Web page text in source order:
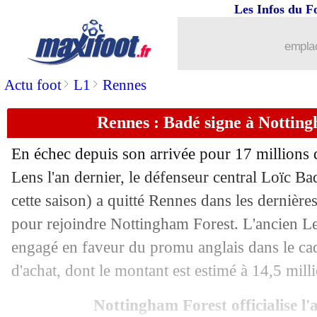
Actu foot> L1 > Rennes
Les Infos du
Rennes : Badé signe à
En échec depuis son arrivée pour 17 millions
Lens l'an dernier, le défenseur central Loïc
cette saison) a quitté Rennes dans les
pour rejoindre Nottingham Forest. L'ancien
engagé en faveur du promu anglais dans le
d'achat, dont le montant est estimé à 14,5
Nottingham Forest officialise
Chelsea : Batshuayi va signer à
02/09 Nice: Rivère confirme pour Dieng
02/09 Nottingham: un mercato record en
02/09 OM: Tudor, Djibril Cissé monte au
Nice : Dieng, le nouvel examen se
02/09 Chelsea: son transfert, Fofana n'a pas
: le prix d'Antony, Schreuder a